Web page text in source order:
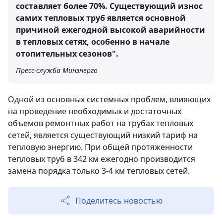
составляет более 70%. Существующий износ
самих тепловых труб является основной
причиной ежегодной высокой аварийности
в тепловых сетях, особенно в начале
отопительных сезонов".
Пресс-служба Минэнерго
Одной из основных системных проблем, влияющих
на проведение необходимых и достаточных
объемов ремонтных работ на трубах тепловых
сетей, является существующий низкий тариф на
тепловую энергию. При общей протяженности
тепловых труб в 342 км ежегодно производится
замена порядка только 3-4 км тепловых сетей.
Поделитесь новостью